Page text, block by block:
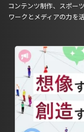
コンテンツ制作、スポー
ワークとメディアの力を